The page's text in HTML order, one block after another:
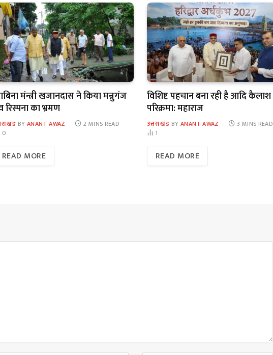
मंन्त्री खजानदास ने किया मन्नुगंज
रिस्पना का भ्रमण
BY ANANT AWAZ
2 MINS READ
0
READ MORE
विशिष्ट पहचान बना रही है आदि कैलाश
परिक्रमा: महाराज
उत्तराखंड BY ANANT AWAZ
3 MINS READ
1
READ MORE